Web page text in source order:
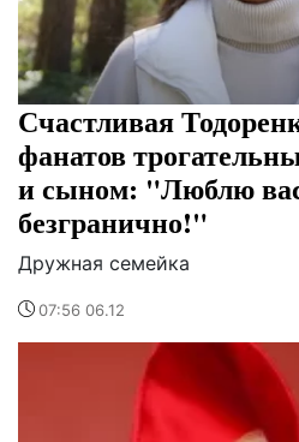
Счастливая
фанатов
и сыном: "Люблю
безгранично!"
Дружная семейка
07:56 06.12